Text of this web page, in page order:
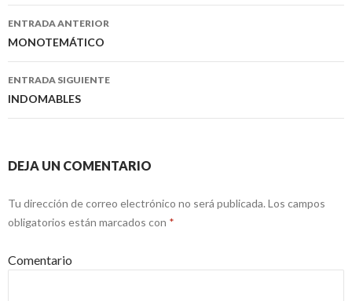
Navegación
de
entradas
ENTRADA ANTERIOR
MONOTEMÁTICO
ENTRADA SIGUIENTE
INDOMABLES
DEJA UN COMENTARIO
Tu dirección de correo electrónico no será publicada. Los campos
obligatorios están marcados con *
Comentario